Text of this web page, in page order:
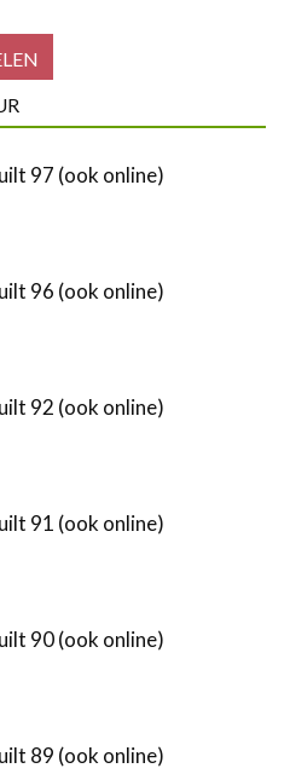
97 (ook online)
96 (ook online)
92 (ook online)
91 (ook online)
90 (ook online)
89 (ook online)